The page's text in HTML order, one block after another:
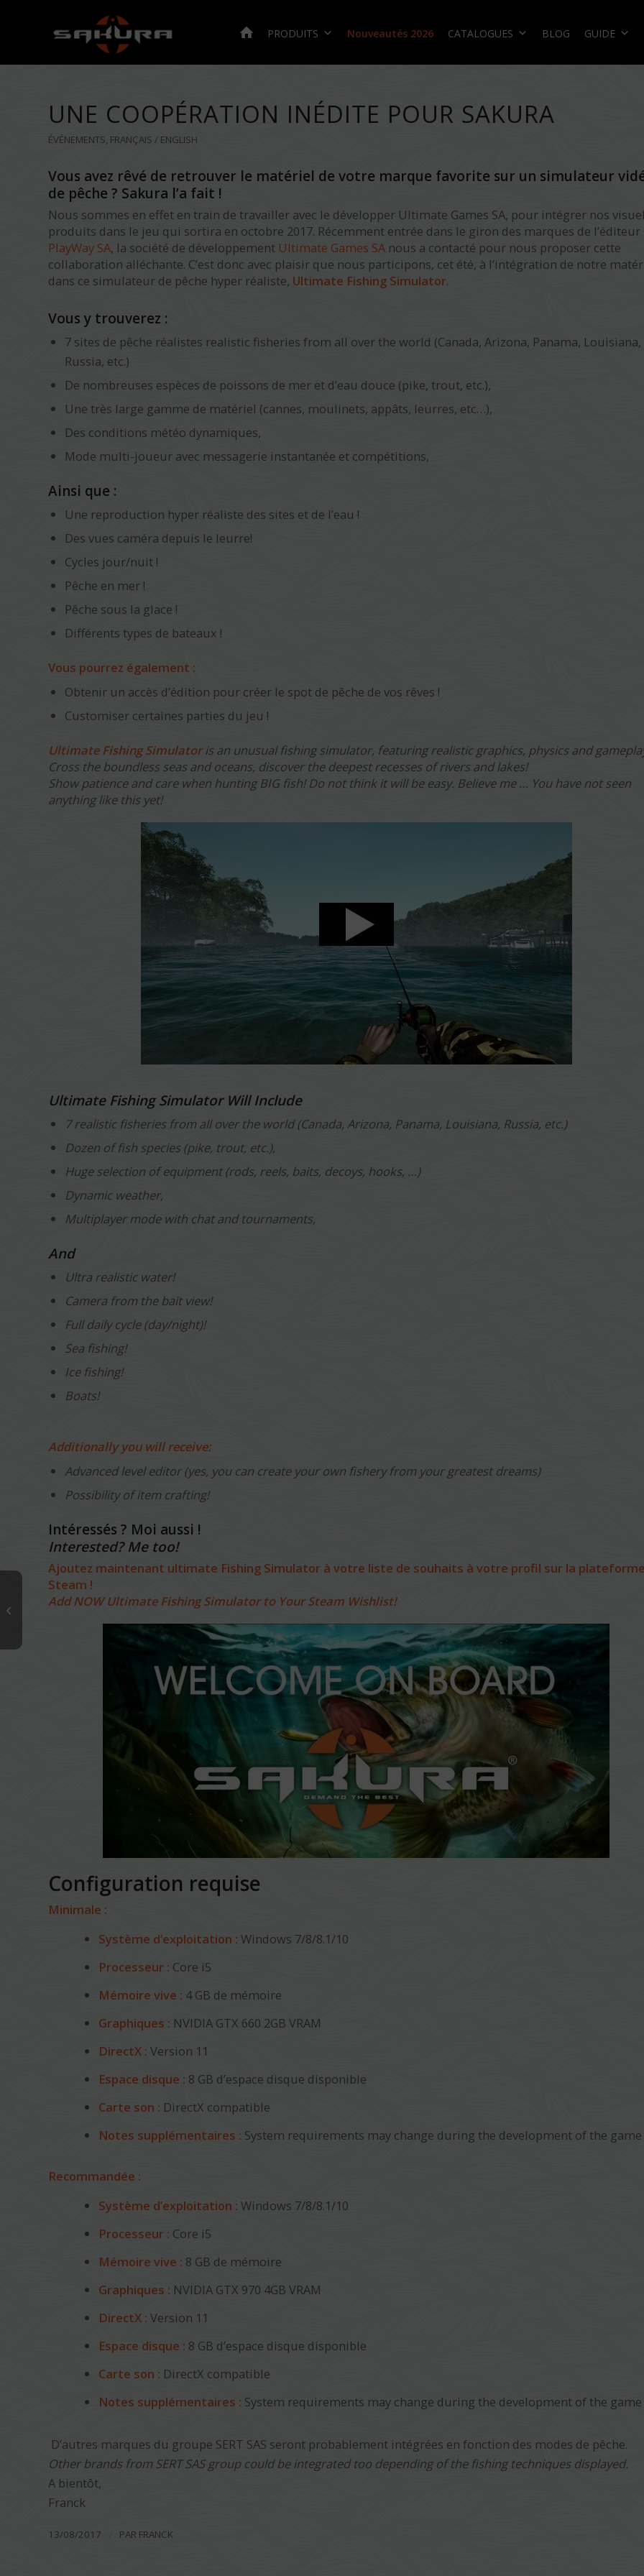
PRODUITS Nouveautés 2026 CATALOGUES BLOG GUIDE
UNE COOPÉRATION INÉDITE POUR SAKURA
ÉVÉNEMENTS, FRANÇAIS / ENGLISH
Vous avez rêvé de retrouver le matériel de votre marque favorite sur un simulateur
de pêche ? Sakura l’a fait !
Nous sommes en effet en train de travailler avec le développer Ultimate Games SA, pour intégrer nos
produits dans le jeu qui sortira en octobre 2017. Récemment entrée dans le giron des marques de l’éditeur
PlayWay SA, la société de développement Ultimate Games SA nous a contacté pour nous proposer cette
collaboration alléchante. C’est donc avec plaisir que nous participons, cet été, à l’intégration de notre
dans ce simulateur de pêche hyper réaliste, Ultimate Fishing Simulator.
Vous y trouverez :
7 sites de pêche réalistes realistic fisheries from all over the world (Canada, Arizona, Panama, Louisiana,
Russia, etc.)
De nombreuses espèces de poissons de mer et d’eau douce (pike, trout, etc.),
Une très large gamme de matériel (cannes, moulinets, appâts, leurres, etc…),
Des conditions météo dynamiques,
Mode multi-joueur avec messagerie instantanée et compétitions,
Ainsi que :
Une reproduction hyper réaliste des sites et de l’eau !
Des vues caméra depuis le leurre!
Cycles jour/nuit !
Pêche en mer !
Pêche sous la glace !
Différents types de bateaux !
Vous pourrez également :
Obtenir un accès d’édition pour créer le spot de pêche de vos rêves !
Customiser certaines parties du jeu !
Ultimate Fishing Simulatoris an unusual fishing simulator, featuring realistic graphics, physics and
Cross the boundless seas and oceans, discover the deepest recesses of rivers and lakes!
Show patience and care when hunting BIG fish! Do not think it will be easy. Believe me … You have not seen
anything like this yet!
Ultimate Fishing Simulator Will Include
7 realistic fisheries from all over the world (Canada, Arizona, Panama, Louisiana, Russia, etc.)
Dozen of fish species (pike, trout, etc.),
Huge selection of equipment (rods, reels, baits, decoys, hooks, …)
Dynamic weather,
Multiplayer mode with chat and tournaments,
And
Ultra realistic water!
Camera from the bait view!
Full daily cycle (day/night)!
Sea fishing!
Ice fishing!
Boats!
Additionally you will receive:
Advanced level editor (yes, you can create your own fishery from your greatest dreams)
Possibility of item crafting!
Intéressés ? Moi aussi !
Interested? Me too!
Ajoutez maintenant ultimate Fishing Simulator à votre liste de souhaits à votre profil sur la
Steam !
Add NOW Ultimate Fishing Simulator to Your Steam Wishlist!
Configuration requise
Minimale :
Système d’exploitation : Windows 7/8/8.1/10
Processeur : Core i5
Mémoire vive : 4 GB de mémoire
Graphiques : NVIDIA GTX 660 2GB VRAM
DirectX : Version 11
Espace disque : 8 GB d’espace disque disponible
Carte son : DirectX compatible
Notes supplémentaires : System requirements may change during the development of the game
Recommandée :
Système d’exploitation : Windows 7/8/8.1/10
Processeur : Core i5
Mémoire vive : 8 GB de mémoire
Graphiques : NVIDIA GTX 970 4GB VRAM
DirectX : Version 11
Espace disque : 8 GB d’espace disque disponible
Carte son : DirectX compatible
Notes supplémentaires : System requirements may change during the development of the game
D’autres marques du groupe SERT SAS seront probablement intégrées en fonction des modes de pêche.
Other brands from SERT SAS group could be integrated too depending of the fishing techniques displayed.
A bientôt,
Franck
13/08/2017 PAR FRANCK
C’était la truite…